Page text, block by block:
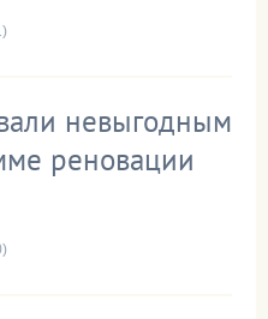
невыгодным
реновации